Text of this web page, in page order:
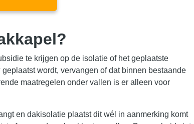
te krijgen op de isolatie of het geplaatste
wordt, vervangen of dat binnen bestaande
maatregelen onder vallen is er alleen voor
en dakisolatie plaatst dit wél in aanmerking komt